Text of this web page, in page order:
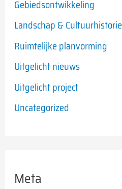
Gebiedsontwikkeling
Landschap & Cultuurhistorie
Ruimtelijke planvorming
Uitgelicht nieuws
Uitgelicht project
Uncategorized
Meta